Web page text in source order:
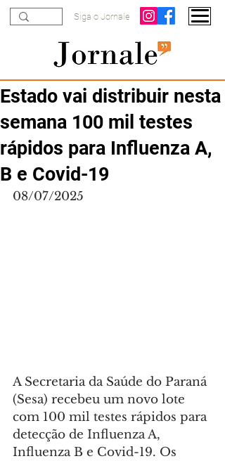
Siga o Jornale
Estado vai distribuir nesta
semana 100 mil testes
rápidos para Influenza A,
B e Covid-19
08/07/2025
A Secretaria da Saúde do Paraná
(Sesa) recebeu um novo lote
com 100 mil testes rápidos para
detecção de Influenza A,
Influenza B e Covid-19. Os